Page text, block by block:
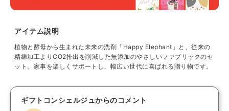
アイテム説明
植物と酵母から生まれた未来の洗剤「Happy Elephant」と、従来の
精練加工よりCO2排出を削減した無添加のやさしいファブリックのセ
ット。家事を楽しくサポートし、幅広い世代に喜ばれる贈り物です。
ギフトコンシェルジュからのコメント